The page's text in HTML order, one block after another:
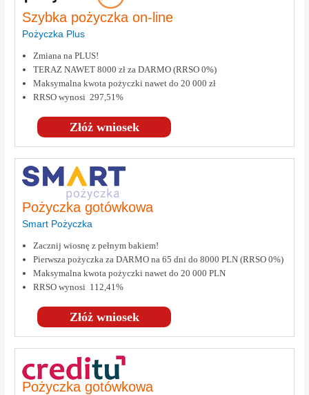
Szybka pożyczka on-line
Pożyczka Plus
Złóż wniosek
Zmiana na PLUS!
TERAZ NAWET 8000 zł za DARMO (RRSO 0%)
Maksymalna kwota pożyczki nawet do 20 000 zł
RRSO wynosi 297,51%
Pożyczka gotówkowa
Smart Pożyczka
Złóż wniosek
Zacznij wiosnę z pełnym bakiem!
Pierwsza pożyczka za DARMO na 65 dni do 8000 PLN (RRSO 0%)
Maksymalna kwota pożyczki nawet do 20 000 PLN
RRSO wynosi 112,41%
Pożyczka gotówkowa